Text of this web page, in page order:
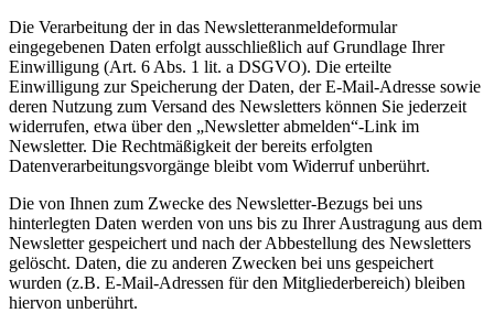
Die Verarbeitung der in das Newsletteranmeldeformular
eingegebenen Daten erfolgt ausschließlich auf Grundlage Ihrer
Einwilligung (Art. 6 Abs. 1 lit. a DSGVO). Die erteilte
Einwilligung zur Speicherung der Daten, der E-Mail-Adresse sowie
deren Nutzung zum Versand des Newsletters können Sie jederzeit
widerrufen, etwa über den „Newsletter abmelden“-Link im
Newsletter. Die Rechtmäßigkeit der bereits erfolgten
Datenverarbeitungsvorgänge bleibt vom Widerruf unberührt.
Die von Ihnen zum Zwecke des Newsletter-Bezugs bei uns
hinterlegten Daten werden von uns bis zu Ihrer Austragung aus dem
Newsletter gespeichert und nach der Abbestellung des Newsletters
gelöscht. Daten, die zu anderen Zwecken bei uns gespeichert
wurden (z.B. E-Mail-Adressen für den Mitgliederbereich) bleiben
hiervon unberührt.